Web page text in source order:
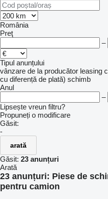
România
Preţ
–
Tipul anunțului
vânzare de la producător leasing
cu diferență de plată) schimb
Anul
–
Lipsește vreun filtru?
Propuneți o modificare
Găsit:
-
arată
Găsit: 23 anunțuri
Arată
23 anunțuri: Piese de
pentru camion